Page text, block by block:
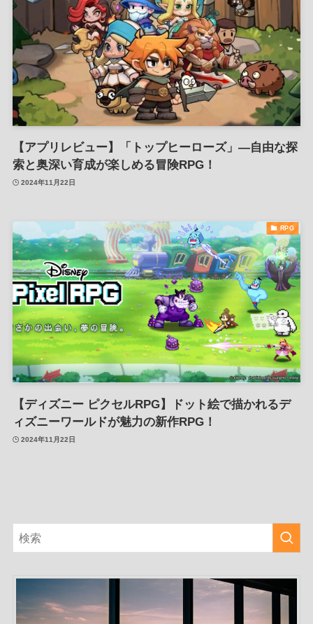
【アプリレビュー】「トップヒーローズ」—自由な探
索と奥深い育成が楽しめる冒険RPG！
2024年11月22日
RPG
【ディズニー ピクセルRPG】ドット絵で描かれるデ
ィズニーワールドが魅力の新作RPG！
2024年11月22日